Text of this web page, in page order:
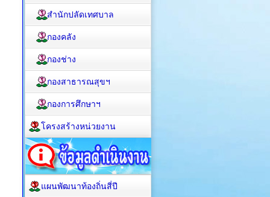
สำนักปลัดเทศบาล
กองคลัง
กองช่าง
กองสาธารณสุขฯ
กองการศึกษาฯ
โครงสร้างหน่วยงาน
แผนพัฒนาท้องถิ่นสี่ปี